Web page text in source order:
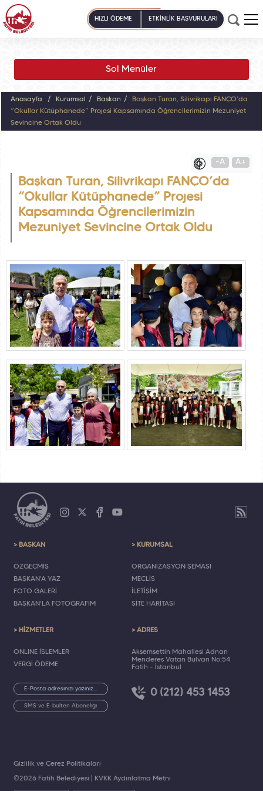
HIZLI ÖDEME ETKİNLİK BAŞVURULARI
Sol Menüler
Anasayfa Kurumsal Başkan
Başkan Turan, Silivrikapı FANÇO’da
“Okullar Kütüphanede” Projesi Kapsamında Öğrencilerimizin Mezuniyet
Sevincine Ortak Oldu
-A A+
Başkan Turan, Silivrikapı FANÇO’da
“Okullar Kütüphanede” Projesi
Kapsamında Öğrencilerimizin
Mezuniyet Sevincine Ortak Oldu
> BAŞKAN
ÖZGEÇMİŞ
BAŞKAN'A YAZ
FOTO GALERİ
BAŞKAN'LA FOTOĞRAFIM
> KURUMSAL
ORGANİZASYON ŞEMASI
MECLİS
İLETİŞİM
SİTE HARİTASI
> HİZMETLER
ONLINE İŞLEMLER
VERGİ ÖDEME
SMS ve E-bülten Aboneliği
> ADRES
Akşemsettin Mahallesi Adnan
Menderes Vatan Bulvarı No:54
Fatih - İstanbul
0 (212) 453 1453
©2026 Fatih Belediyesi | KVKK Aydınlatma Metni
Gizlilik ve Çerez Politikaları